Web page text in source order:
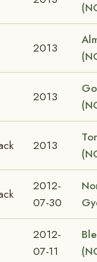
2013
2013
2013
2012-
07-30
2012-
07-11